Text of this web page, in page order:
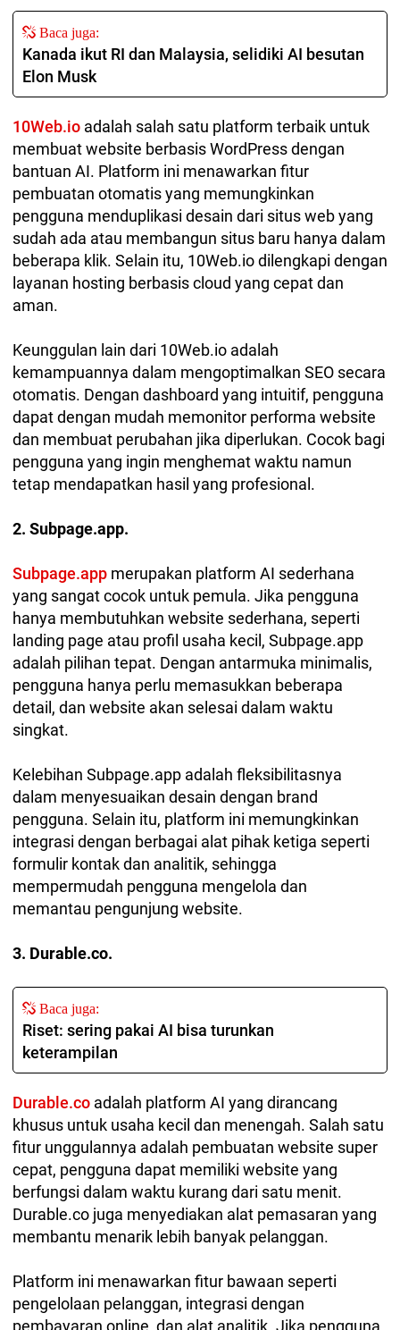
Baca juga:
Kanada ikut RI dan Malaysia, selidiki AI besutan
Elon Musk
10Web.io adalah salah satu platform terbaik untuk
membuat website berbasis WordPress dengan
bantuan AI. Platform ini menawarkan fitur
pembuatan otomatis yang memungkinkan
pengguna menduplikasi desain dari situs web yang
sudah ada atau membangun situs baru hanya dalam
beberapa klik. Selain itu, 10Web.io dilengkapi dengan
layanan hosting berbasis cloud yang cepat dan
aman.
Keunggulan lain dari 10Web.io adalah
kemampuannya dalam mengoptimalkan SEO secara
otomatis. Dengan dashboard yang intuitif, pengguna
dapat dengan mudah memonitor performa website
dan membuat perubahan jika diperlukan. Cocok bagi
pengguna yang ingin menghemat waktu namun
tetap mendapatkan hasil yang profesional.
2. Subpage.app.
Subpage.app merupakan platform AI sederhana
yang sangat cocok untuk pemula. Jika pengguna
hanya membutuhkan website sederhana, seperti
landing page atau profil usaha kecil, Subpage.app
adalah pilihan tepat. Dengan antarmuka minimalis,
pengguna hanya perlu memasukkan beberapa
detail, dan website akan selesai dalam waktu
singkat.
Kelebihan Subpage.app adalah fleksibilitasnya
dalam menyesuaikan desain dengan brand
pengguna. Selain itu, platform ini memungkinkan
integrasi dengan berbagai alat pihak ketiga seperti
formulir kontak dan analitik, sehingga
mempermudah pengguna mengelola dan
memantau pengunjung website.
3. Durable.co.
Baca juga:
Riset: sering pakai AI bisa turunkan
keterampilan
Durable.co adalah platform AI yang dirancang
khusus untuk usaha kecil dan menengah. Salah satu
fitur unggulannya adalah pembuatan website super
cepat, pengguna dapat memiliki website yang
berfungsi dalam waktu kurang dari satu menit.
Durable.co juga menyediakan alat pemasaran yang
membantu menarik lebih banyak pelanggan.
Platform ini menawarkan fitur bawaan seperti
pengelolaan pelanggan, integrasi dengan
pembayaran online, dan alat analitik. Jika pengguna